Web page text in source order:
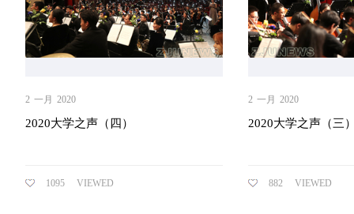
2 一月 2020
2020大学之声（四）
1095 VIEWED
2 一月 2020
2020大学之声（三
882 VIEWED